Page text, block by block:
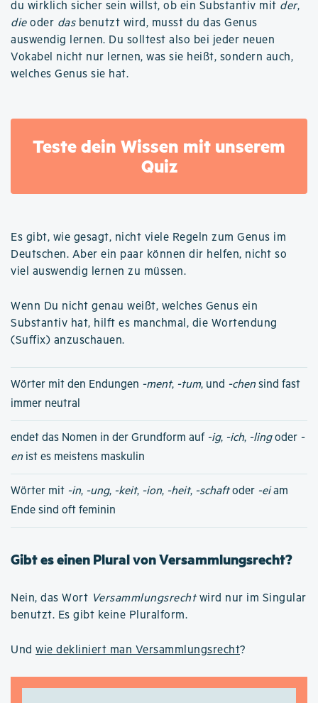
du wirklich sicher sein willst, ob ein Substantiv mit der,
dieoder dasbenutzt wird, musst du das Genus
auswendig lernen. Du solltest also bei jeder neuen
Vokabel nicht nur lernen, was sie heißt, sondern auch,
welches Genus sie hat.
Teste dein Wissen mit unserem
Quiz
Es gibt, wie gesagt, nicht viele Regeln zum Genus im
Deutschen. Aber ein paar können dir helfen, nicht so
viel auswendig lernen zu müssen.
Wenn Du nicht genau weißt, welches Genus ein
Substantiv hat, hilft es manchmal, die Wortendung
(Suffix) anzuschauen.
Wörter mit den Endungen -ment, -tum, und -chen sind fast
immer neutral
endet das Nomen in der Grundform auf -ig, -ich, -lingoder -
en ist es meistens maskulin
Wörter mit -in, -ung, -keit, -ion, -heit, -schaftoder -eiam
Ende sind oft feminin
Gibt es einen Plural von Versammlungsrecht?
Nein, das Wort Versammlungsrechtwird nur im Singular
benutzt. Es gibt keine Pluralform.
Und wie dekliniert man Versammlungsrecht?